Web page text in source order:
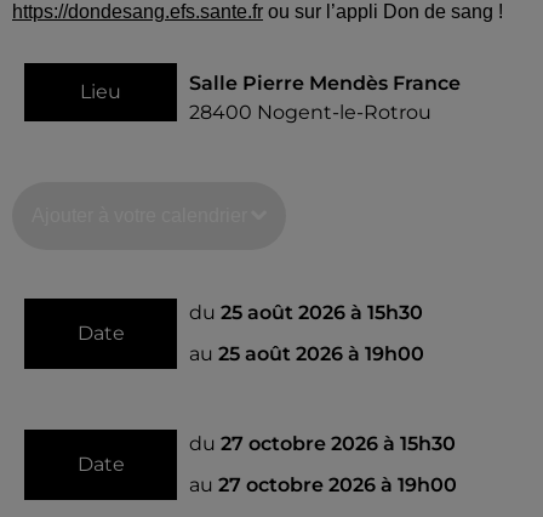
https://dondesang.efs.sante.fr ou sur l’appli Don de sang !
Lieu
Salle Pierre Mendès France
28400 Nogent-le-Rotrou
Date
du 25 août 2026 à 15h30
au 25 août 2026 à 19h00
Date
du 27 octobre 2026 à 15h30
au 27 octobre 2026 à 19h00